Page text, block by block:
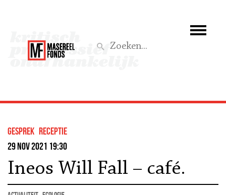
Wat we doen
Aktief
gesprek Receptie
29 nov 2021 19:30
Ineos Will Fall – café.